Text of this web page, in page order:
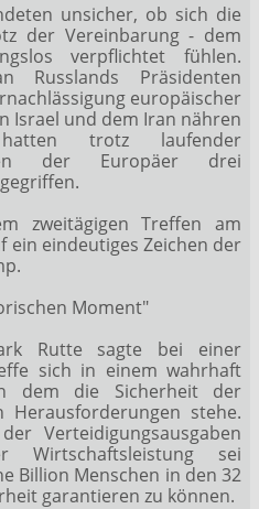
unsicher, ob sich die
der Vereinbarung - dem
verpflichtet fühlen.
Russlands Präsidenten
europäischer
Israel und dem Iran nähren
trotz laufender
der Europäer drei
zweitägigen Treffen am
ein eindeutiges Zeichen der
Moment"
Rutte sagte bei einer
sich in einem wahrhaft
dem die Sicherheit der
stehe.
Verteidigungsausgaben
sei
Billion Menschen in den 32
garantieren zu können.